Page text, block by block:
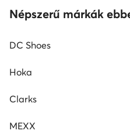
Népszerű márkák
DC Shoes
Hoka
Clarks
MEXX